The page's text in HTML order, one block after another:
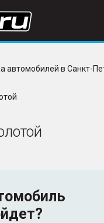
автомобилей в Санкт-